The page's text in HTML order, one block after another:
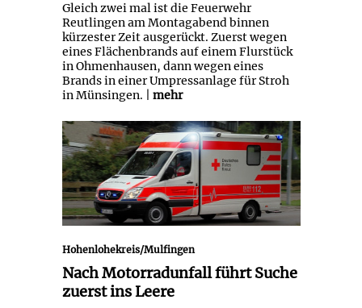
Gleich zwei mal ist die Feuerwehr
Reutlingen am Montagabend binnen
kürzester Zeit ausgerückt. Zuerst wegen
eines Flächenbrands auf einem Flurstück
in Ohmenhausen, dann wegen eines
Brands in einer Umpressanlage für Stroh
in Münsingen. | mehr
Nach Motorradunfall führt Suche
zuerst ins Leere
Hohenlohekreis/Mulfingen
Nach Motorradunfall führt Suche
zuerst ins Leere